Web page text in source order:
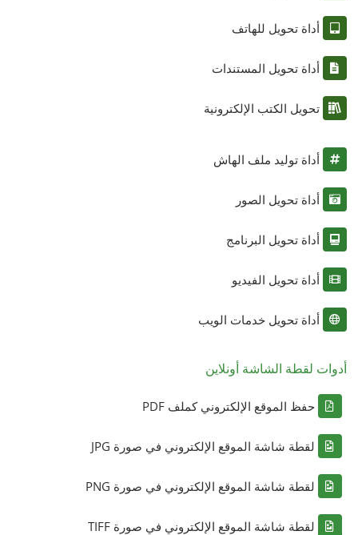
أداة تحويل للهاتف
أداة تحويل المستندات
تحويل الكتب الإلكترونية
أداة توليد ملف الهاش
أداة تحويل الصور
أداة تحويل البرنامج
أداة تحويل الفيديو
أداة تحويل خدمات الويب
أدوات لقطة الشاشة أونلاين
حفظ الموقع الإلكتروني كملف PDF
لقطة شاشة الموقع الإلكتروني في صورة JPG
لقطة شاشة الموقع الإلكتروني في صورة PNG
لقطة شاشة الموقع الإلكتروني في صورة TIFF